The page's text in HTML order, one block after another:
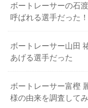
ボートレーサーの石
呼ばれる選手だった！
ボートレーサー山田
あげる選手だった
ボートレーサー富樫
様の由来を調査して